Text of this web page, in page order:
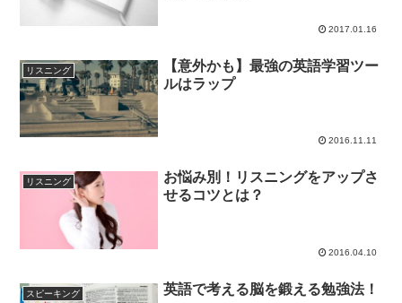
2017.01.16
リスニング
【意外かも】最強の英語学習ツー
ルはラップ
2016.11.11
リスニング
お悩み別！リスニングをアップさ
せるコツとは？
2016.04.10
スピーキング 英語で考える脳を鍛える勉強法！